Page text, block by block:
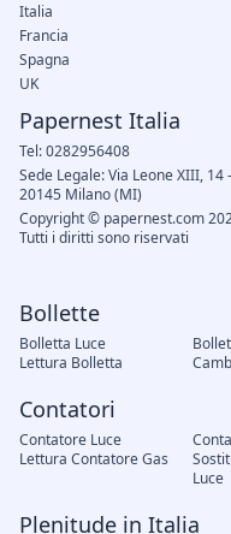
Bollette
Bolletta Luce
Lettura Bolletta
Contatori
Contatore Luce
Lettura Contatore Gas
Luce
Plenitude in Italia
Italia
Francia
Spagna
UK
Papernest Italia
Tel: 0282956408
Sede Legale: Via Leone XIII, 14
20145 Milano (MI)
Copyright © papernest.com
Tutti i diritti sono riservati